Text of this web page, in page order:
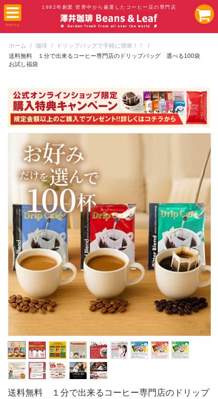
1982年創業 世界中から厳選したコーヒー豆の専門店
ホーム / 珈琲 / ドリップバッグで手軽に簡単！！
/
送料無料 １分で出来るコーヒー専門店のドリップバッグ 選べる100袋
お試し福袋
送料無料 １分で出来るコーヒー専門店のドリップ